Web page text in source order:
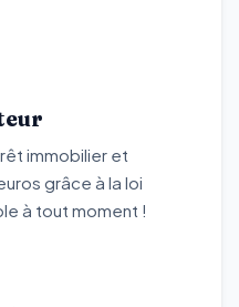
immobilier et
grâce à la loi
à tout moment !